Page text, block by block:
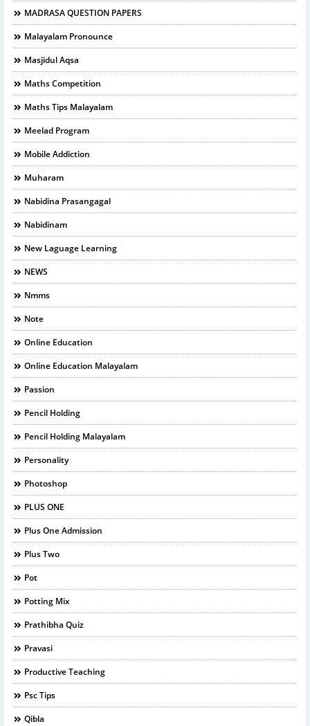
MADRASA QUESTION PAPERS
Malayalam Pronounce
Masjidul Aqsa
Maths Competition
Maths Tips Malayalam
Meelad Program
Mobile Addiction
Muharam
Nabidina Prasangagal
Nabidinam
New Laguage Learning
NEWS
Nmms
Note
Online Education
Online Education Malayalam
Passion
Pencil Holding
Pencil Holding Malayalam
Personality
Photoshop
PLUS ONE
Plus One Admission
Plus Two
Pot
Potting Mix
Prathibha Quiz
Pravasi
Productive Teaching
Psc Tips
Qibla